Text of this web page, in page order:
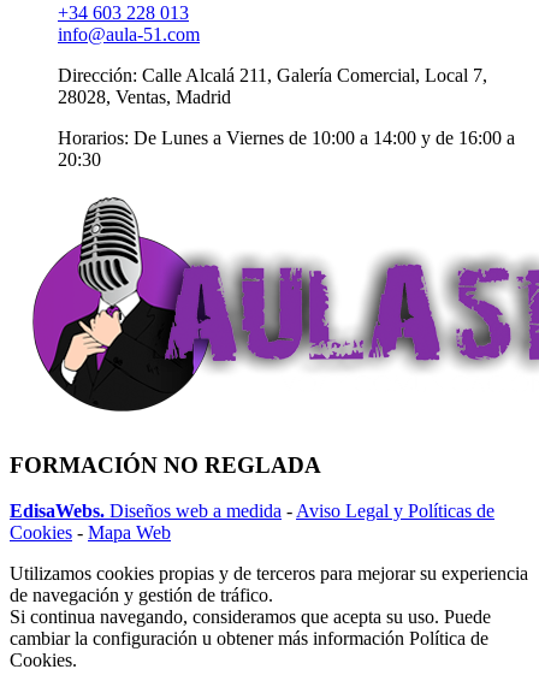
+34 603 228 013
info@aula-51.com
Dirección: Calle Alcalá 211, Galería Comercial, Local 7,
28028, Ventas, Madrid
Horarios: De Lunes a Viernes de 10:00 a 14:00 y de 16:00 a
20:30
FORMACIÓN NO REGLADA
EdisaWebs. Diseños web a medida - Aviso Legal y Políticas de
Cookies - Mapa Web
Utilizamos cookies propias y de terceros para mejorar su experiencia
de navegación y gestión de tráfico.
Si continua navegando, consideramos que acepta su uso. Puede
cambiar la configuración u obtener más información Política de
Cookies.